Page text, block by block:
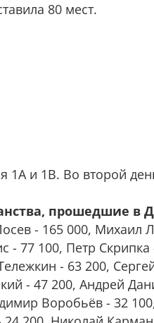
80 мест.
1А и 1В. Во второй
прошедшие в
- 165 000, Михаил
- 77 100, Петр
- 63 200,
- 47 200, Андрей
Воробьёв - 32